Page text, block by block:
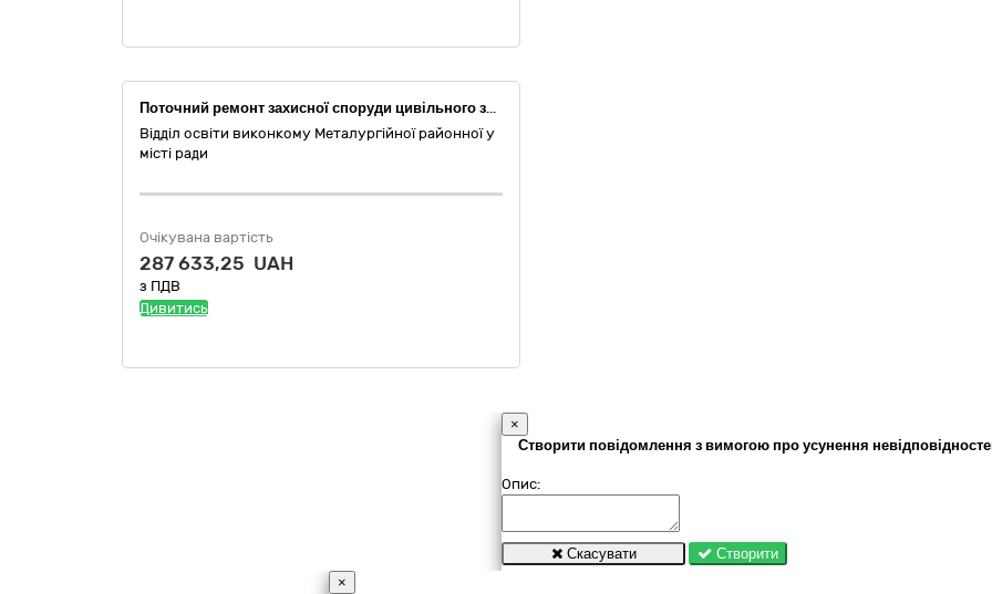
Поточний ремонт захисної споруди цивільного захисту (сховища) в Комунальному закладі дошкільної освіти (ясла-садок) комбінованого типу №79 Криворізької міської ради за адресою: вул. Святогеоргіївська, 7д
Відділ освіти виконкому Металургійної районної у
місті ради
Очікувана вартість
287 633,25 UAH
з ПДВ
Дивитись
×
Створити повідомлення з вимогою про усунення
Опис:
Скасувати
Створити
×